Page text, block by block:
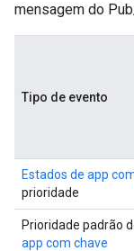
mensagem do
Tipo de evento
Estados de app
prioridade
Prioridade padrão
app com chave